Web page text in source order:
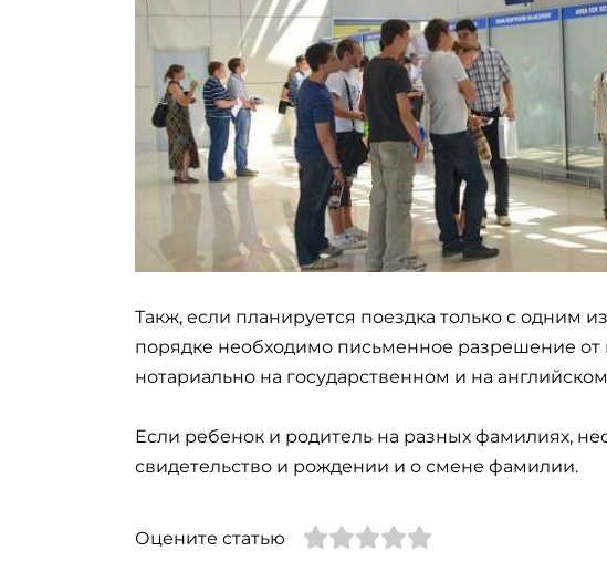
Такж, если планируется поездка только с одним
порядке необходимо письменное разрешение от
нотариально на государственном и на
Если ребенок и родитель на разных фамилиях,
свидетельство и рождении и о смене фамилии.
Оцените статью